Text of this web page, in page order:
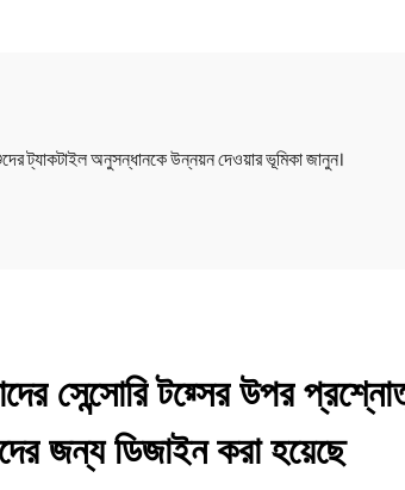
অনুসন্ধানকে উন্নয়ন দেওয়ার ভূমিকা জানুন।
সেন্সোরি টয়্সের উপর
জন্য ডিজাইন করা হয়েছে